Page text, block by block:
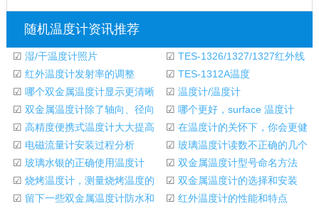
随机温度计资讯推荐
☑ 湿/干温度计照片 ☑ TES-1326/1327/1327红外线
温度计
☑ 红外温度计发射率的调整 ☑ TES-1312A温度
计|TES1312A温度计
☑ 哪个双金属温度计显示更清晰
的温度
☑ 温度计/温度计
☑ 双金属温度计除了轴向、径向
和通用型，还有
☑ 哪个更好，surface 温度计
☑ 高精度便携式温度计大大提高
了仪器的整体精
☑ 在温度计的关怀下，你会更健
康。
☑ 电磁流量计安装过程分析 ☑ 玻璃温度计读数不正确的几个
原因
☑ 玻璃水银的正确使用温度计 ☑ 双金属温度计型号命名方法
☑ 烧烤温度计，测量烧烤温度的
选择
☑ 双金属温度计的选择和安装
☑ 留下一些双金属温度计防水和
☑ 红外温度计的性能和特点